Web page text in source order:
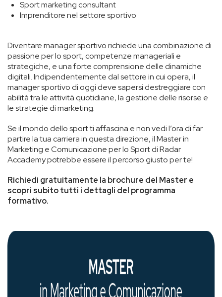
Sport marketing consultant
Imprenditore nel settore sportivo
Diventare manager sportivo richiede una combinazione di
passione per lo sport, competenze manageriali e
strategiche, e una forte comprensione delle dinamiche
digitali. Indipendentemente dal settore in cui opera, il
manager sportivo di oggi deve sapersi destreggiare con
abilità tra le attività quotidiane, la gestione delle risorse e
le strategie di marketing.
Se il mondo dello sport ti affascina e non vedi l’ora di far
partire la tua carriera in questa direzione, il Master in
Marketing e Comunicazione per lo Sport di Radar
Accademy potrebbe essere il percorso giusto per te!
Richiedi gratuitamente la brochure del Master e
scopri subito tutti i dettagli del programma
formativo.